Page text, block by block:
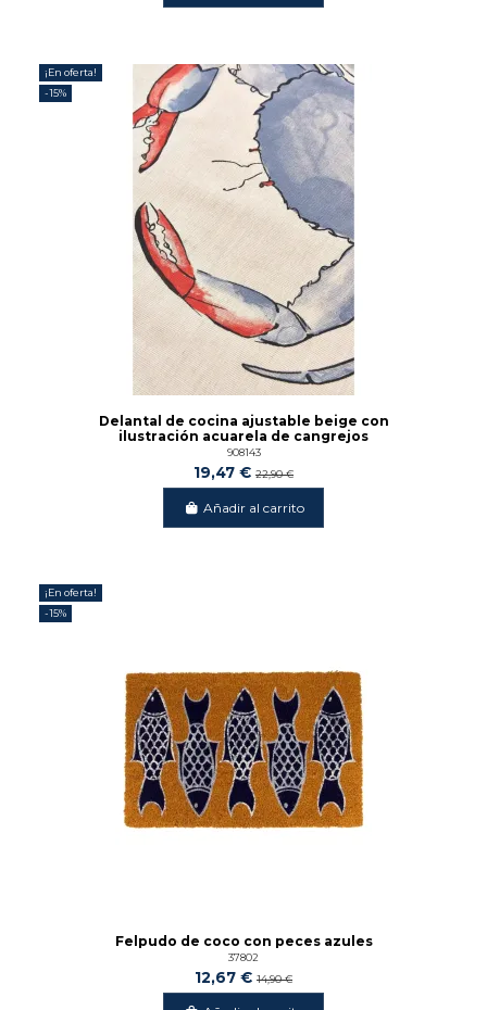
¡En oferta!
-15%
Delantal de cocina ajustable beige con
ilustración acuarela de cangrejos
908143
19,47 € 22,90 €
Añadir al carrito
¡En oferta!
-15%
Felpudo de coco con peces azules
37802
12,67 € 14,90 €